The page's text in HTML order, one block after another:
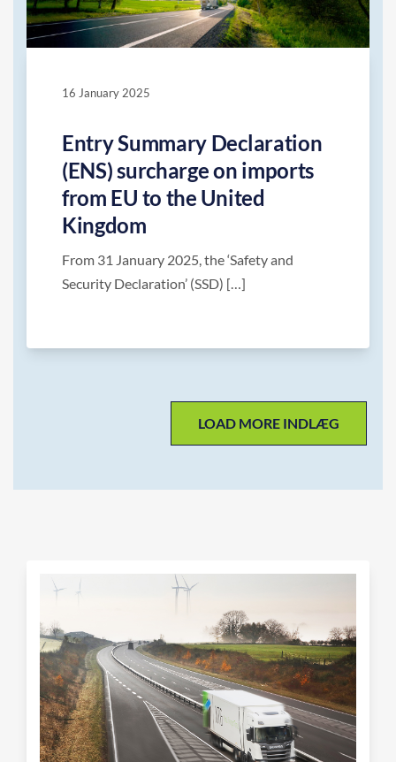
16 January 2025
Entry Summary Declaration
(ENS) surcharge on imports
from EU to the United
Kingdom
From 31 January 2025, the ‘Safety and
Security Declaration’ (SSD) […]
LOAD MORE INDLÆG